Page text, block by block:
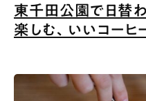
東千田公園で日替
楽しむ、いいコーヒ